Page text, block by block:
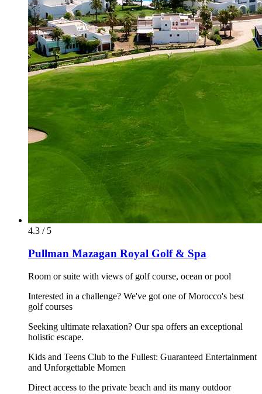
4.3 / 5
Pullman Mazagan Royal Golf & Spa
Room or suite with views of golf course, ocean or pool
Interested in a challenge? We've got one of Morocco's best
golf courses
Seeking ultimate relaxation? Our spa offers an exceptional
holistic escape.
Kids and Teens Club to the Fullest: Guaranteed Entertainment
and Unforgettable Momen
Direct access to the private beach and its many outdoor